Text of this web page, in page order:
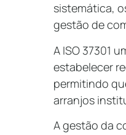
sistemática,
gestão de
A ISO 37301
estabelecer
permitindo
arranjos
A gestão da